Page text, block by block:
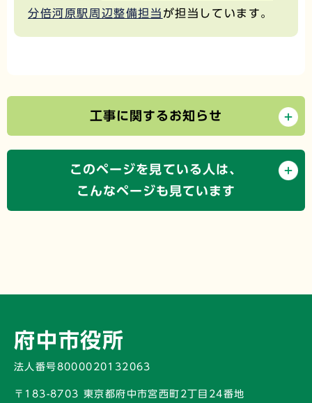
分倍河原駅周辺整備担当 が担当しています。
工事に関するお知らせ
このページを見ている人は、
こんなページも見ています
府中市役所
法人番号8000020132063
〒183-8703 東京都府中市宮西町2丁目24番地